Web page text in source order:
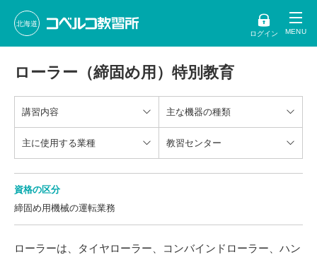
北海道
ログイン
ローラー（締固め用）特別教育
講習内容 主な機器の種類
主に使用する業種 教習センター
資格の区分
締固め用機械の運転業務
ローラーは、タイヤローラー、コンバインドローラー、ハン